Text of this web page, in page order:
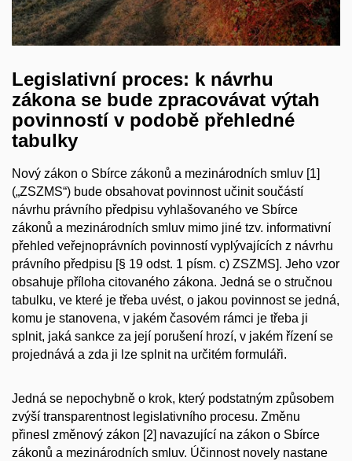
Legislativní proces: k návrhu
zákona se bude zpracovávat výtah
povinností v podobě přehledné
tabulky
Nový zákon o Sbírce zákonů a mezinárodních smluv [1]
(„ZSZMS“) bude obsahovat povinnost učinit součástí
návrhu právního předpisu vyhlašovaného ve Sbírce
zákonů a mezinárodních smluv mimo jiné tzv. informativní
přehled veřejnoprávních povinností vyplývajících z návrhu
právního předpisu [§ 19 odst. 1 písm. c) ZSZMS]. Jeho vzor
obsahuje příloha citovaného zákona. Jedná se o stručnou
tabulku, ve které je třeba uvést, o jakou povinnost se jedná,
komu je stanovena, v jakém časovém rámci je třeba ji
splnit, jaká sankce za její porušení hrozí, v jakém řízení se
projednává a zda ji lze splnit na určitém formuláři.
Jedná se nepochybně o krok, který podstatným způsobem
zvýší transparentnost legislativního procesu. Změnu
přinesl změnový zákon [2] navazující na zákon o Sbírce
zákonů a mezinárodních smluv. Účinnost novely nastane